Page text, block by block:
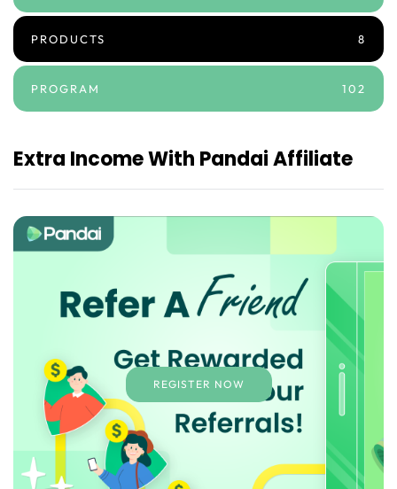
PRODUCTS 8
PROGRAM 102
Extra Income With Pandai Affiliate
REGISTER NOW